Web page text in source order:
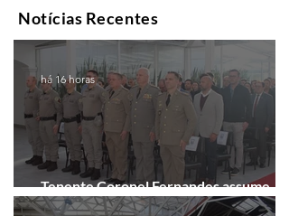
Notícias Recentes
Tenente Coronel Fernandes assume
comando do 41º BPM em Gramado
há 16 horas